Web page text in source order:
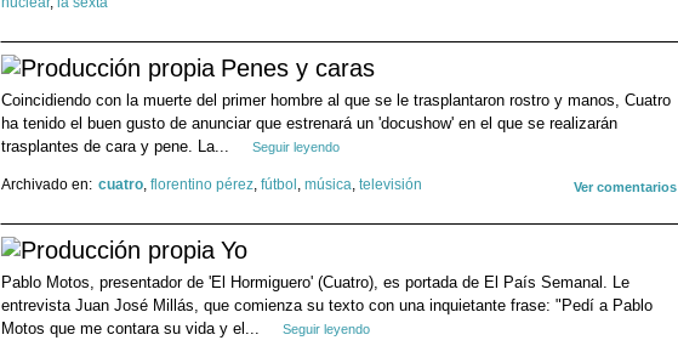
Penes y caras
Coincidiendo con la muerte del primer hombre al que se le trasplantaron rostro y manos, Cuatro
ha tenido el buen gusto de anunciar que estrenará un 'docushow' en el que se realizarán
trasplantes de cara y pene. La...
Seguir leyendo
Ver comentarios
Archivado en: cuatro, florentino pérez, fútbol , música, televisión
Yo
Pablo Motos, presentador de 'El Hormiguero' (Cuatro), es portada de El País Semanal. Le
entrevista Juan José Millás, que comienza su texto con una inquietante frase: "Pedí a Pablo
Motos que me contara su vida y el...
Seguir leyendo